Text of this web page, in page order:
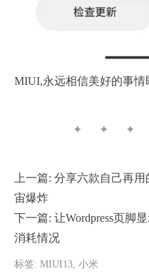
MIUI,永远相信美好的事情
✦ ✦ ✦
上一篇: 分享六款自己再
宙爆炸
下一篇: 让Wordpress页脚
消耗情况
标签: MIUI13, 小米